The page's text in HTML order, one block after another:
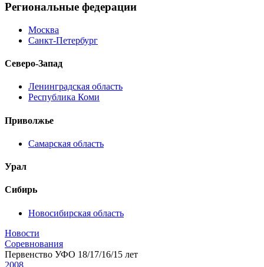
Региональные федерации
Москва
Санкт-Петербург
Северо-Запад
Ленинградская область
Республика Коми
Приволжье
Самарская область
Урал
Сибирь
Новосибирская область
Новости
Соревнования
Первенство УФО 18/17/16/15 лет
2008